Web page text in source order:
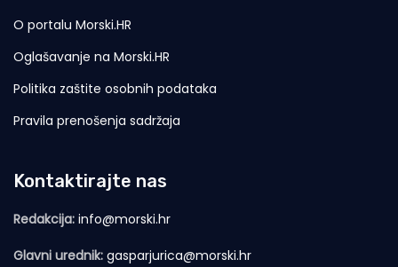
O portalu Morski.HR
Oglašavanje na Morski.HR
Politika zaštite osobnih podataka
Pravila prenošenja sadržaja
Kontaktirajte nas
Redakcija: info@morski.hr
Glavni urednik: gasparjurica@morski.hr